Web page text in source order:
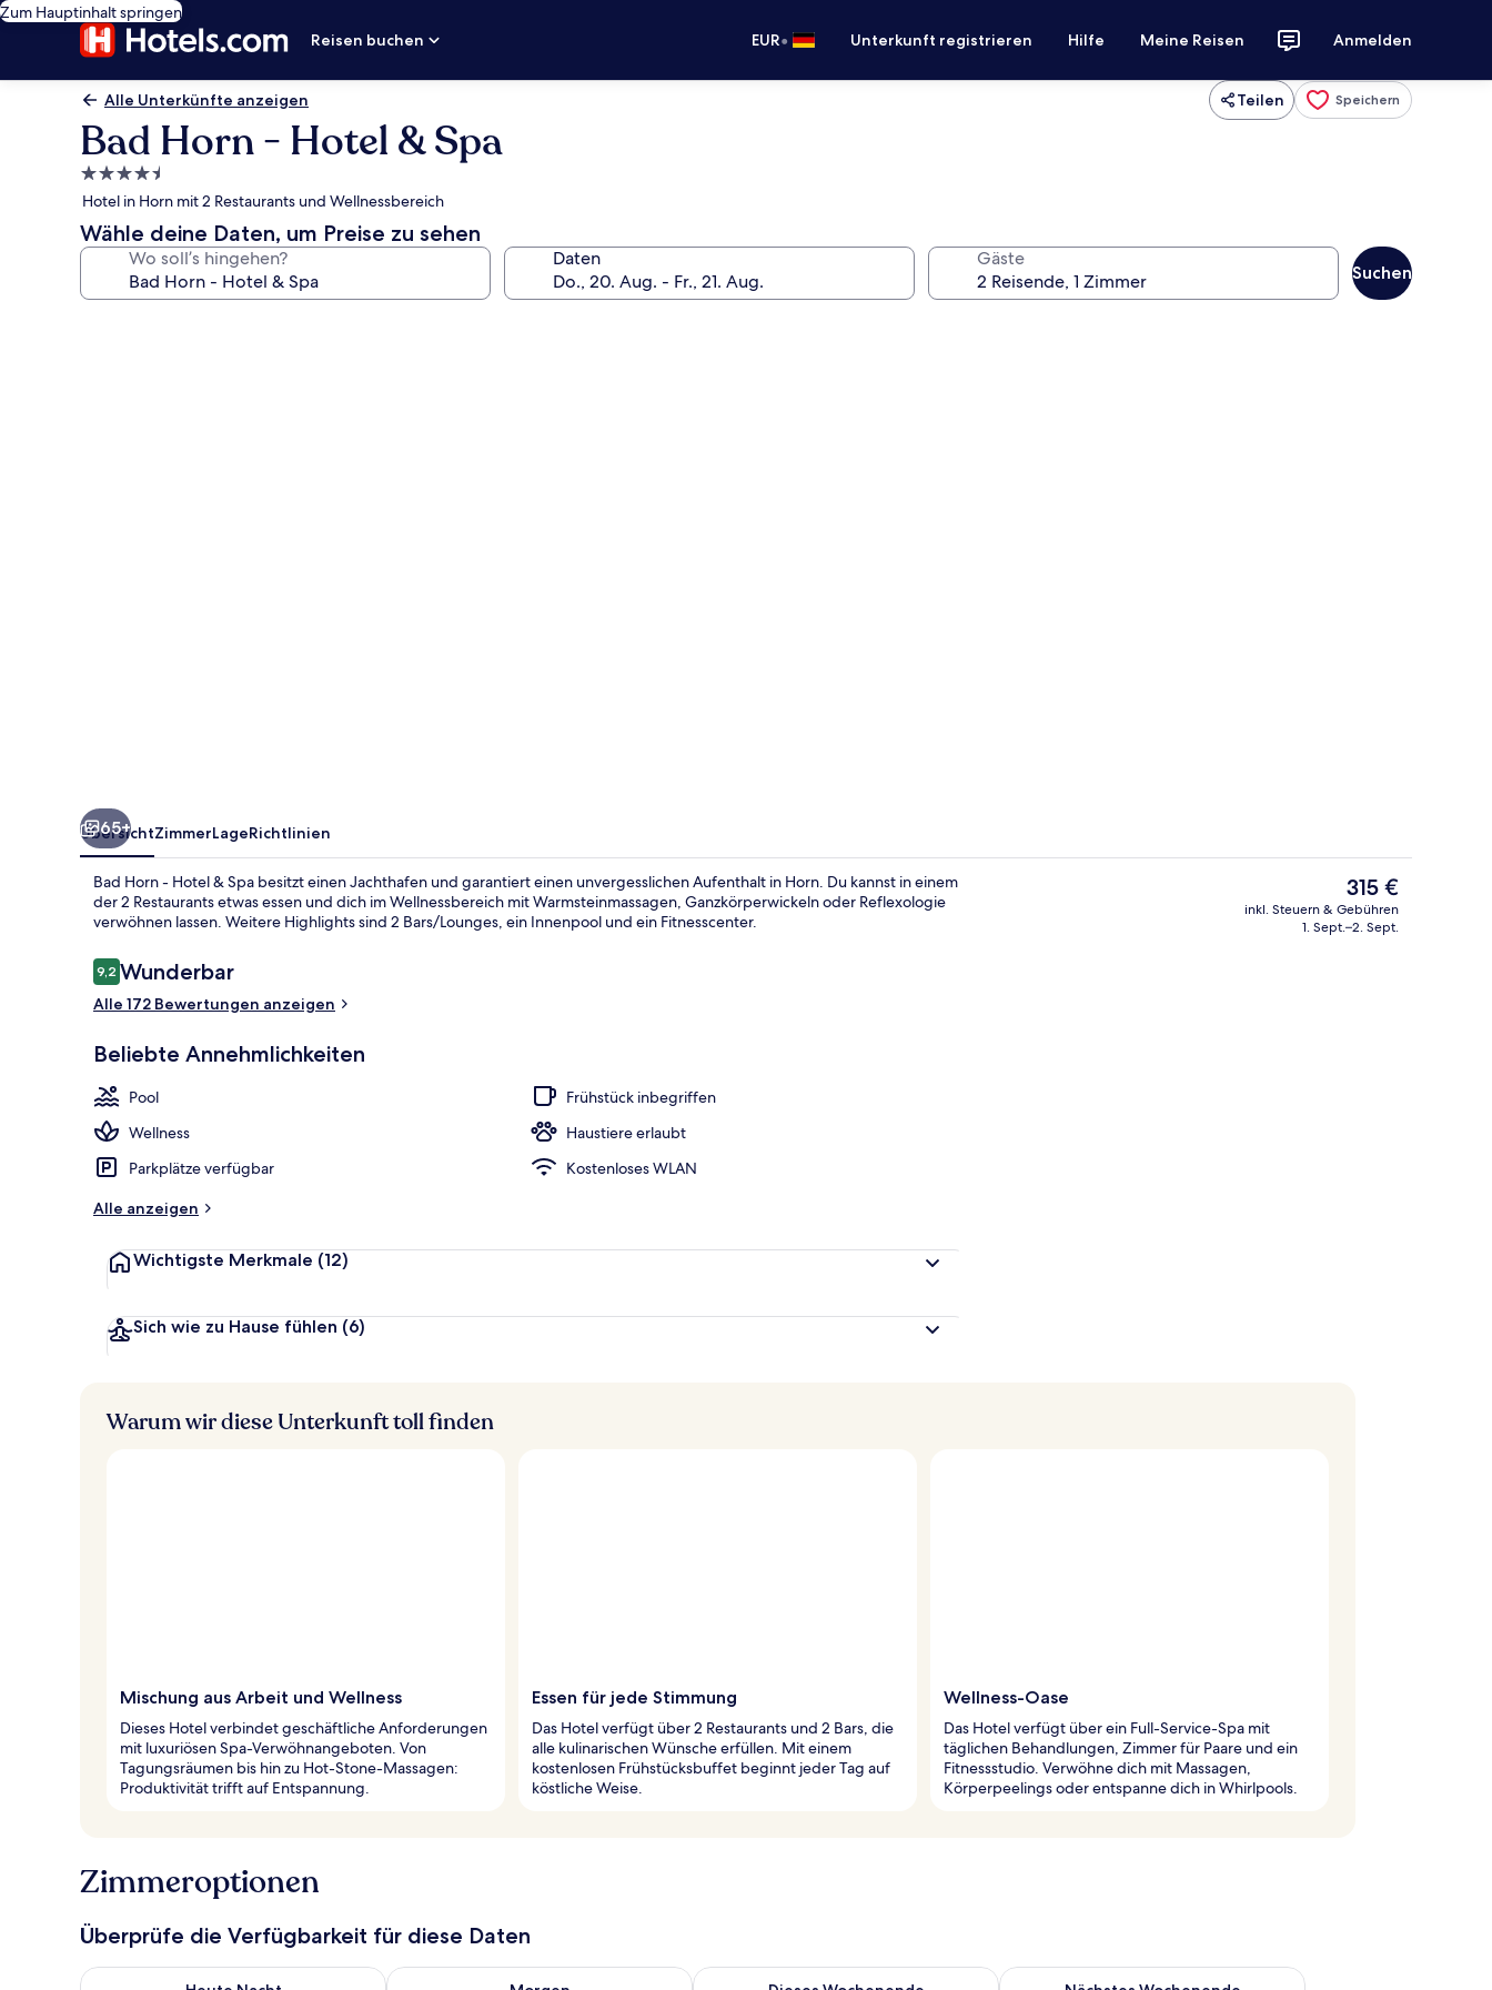
Zum Hauptinhalt springen
Reisen buchen
EUR• Unterkunft registrieren Hilfe Meine Reisen Anmelden
Alle Unterkünfte anzeigen Teilen Speichern
Bad Horn - Hotel & Spa
4.5-
Sterne-
Unterkunft
Hotel in Horn mit 2 Restaurants und Wellnessbereich
Wähle deine Daten, um Preise zu sehen
Wo soll’s hingehen? Daten Gäste
Suchen
Unterkunftsgelände
65+
ÜbersichtZimmerLageRichtlinien
Bad Horn - Hotel & Spa besitzt einen Jachthafen und garantiert einen unvergesslichen Aufenthalt in Horn. Du kannst in einem
der 2 Restaurants etwas essen und dich im Wellnessbereich mit Warmsteinmassagen, Ganzkörperwickeln oder Reflexologie
verwöhnen lassen. Weitere Highlights sind 2 Bars/Lounges, ein Innenpool und ein Fitnesscenter.
Bewertungen
9,29,2 von 10.
Wunderbar
Alle 172 Bewertungen anzeigen
Beliebte Annehmlichkeiten
Pool
Frühstück inbegriffen
Wellness
Haustiere erlaubt
Parkplätze verfügbar
Kostenloses WLAN
Alle anzeigen
Wichtigste Merkmale (12)
Sich wie zu Hause fühlen (6)
Der
aktuelle
Preis
315 €
inkl. Steuern & Gebühren
1. Sept.–2. Sept.
Warum wir diese Unterkunft toll finden
Mischung aus Arbeit und Wellness
Dieses Hotel verbindet geschäftliche Anforderungen
mit luxuriösen Spa-Verwöhnangeboten. Von
Tagungsräumen bis hin zu Hot-Stone-Massagen:
Produktivität trifft auf Entspannung.
Essen für jede Stimmung
Das Hotel verfügt über 2 Restaurants und 2 Bars, die
alle kulinarischen Wünsche erfüllen. Mit einem
kostenlosen Frühstücksbuffet beginnt jeder Tag auf
köstliche Weise.
Wellness-Oase
Das Hotel verfügt über ein Full-Service-Spa mit
täglichen Behandlungen, Zimmer für Paare und ein
Fitnessstudio. Verwöhne dich mit Massagen,
Körperpeelings oder entspanne dich in Whirlpools.
Zimmeroptionen
Überprüfe die Verfügbarkeit für diese Daten
Überprüfe die Verfügbarkeit für heute Nacht, Aug. 5 - Aug. 6.Überprüfe die Verfügbarkeit für morgen, Aug. 6 - Aug. 7.Überprüfe die Verfügbarkeit für dieses Wochenende, Aug. 7 - Aug. 9.Überprüfe die Verfügbarkeit für nächstes Wochenende, Aug.